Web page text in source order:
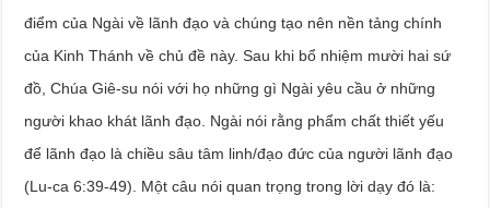
điểm của Ngài về lãnh đạo và chúng tạo nên nền tảng chính
của Kinh Thánh về chủ đề này. Sau khi bổ nhiệm mười hai sứ
đồ, Chúa Giê-su nói với họ những gì Ngài yêu cầu ở những
người khao khát lãnh đạo. Ngài nói rằng phẩm chất thiết yếu
để lãnh đạo là chiều sâu tâm linh/đạo đức của người lãnh đạo
(Lu-ca 6:39-49). Một câu nói quan trọng trong lời dạy đó là: